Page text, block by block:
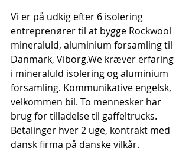
Vi er på udkig efter 6 isolering
entreprenører til at bygge Rockwool
mineraluld, aluminium forsamling til
Danmark, Viborg.We kræver erfaring
i mineraluld isolering og aluminium
forsamling. Kommunikative engelsk,
velkommen bil. To mennesker har
brug for tilladelse til gaffeltrucks.
Betalinger hver 2 uge, kontrakt med
dansk firma på danske vilkår.